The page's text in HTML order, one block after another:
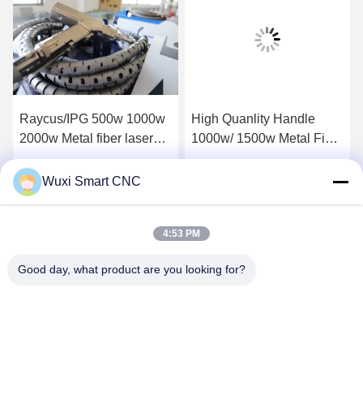
Raycus/IPG 500w 1000w
2000w Metal fiber laser
welding machine
Obtenez le meilleur prix
High Quanlity Handle
1000w/ 1500w Metal Fiber
Laser Welding machine
Obtenez le meilleur prix
Wuxi Smart CNC
4:53 PM
Good day, what product are you looking for?